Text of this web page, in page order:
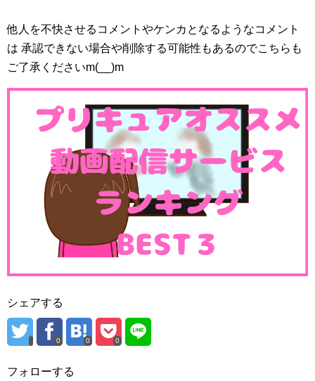
他人を不快させるコメントやケンカとなるようなコメント
は 承認できない場合や削除する可能性もあるのでこちらも
ご了承くださいm(__)m
シェアする
0 0 0
フォローする